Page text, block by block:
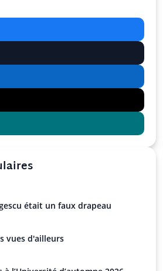
était un faux drapeau
vues d'ailleurs